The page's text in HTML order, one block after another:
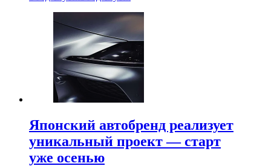
Японский автобренд реализует
уникальный проект — старт
уже осенью